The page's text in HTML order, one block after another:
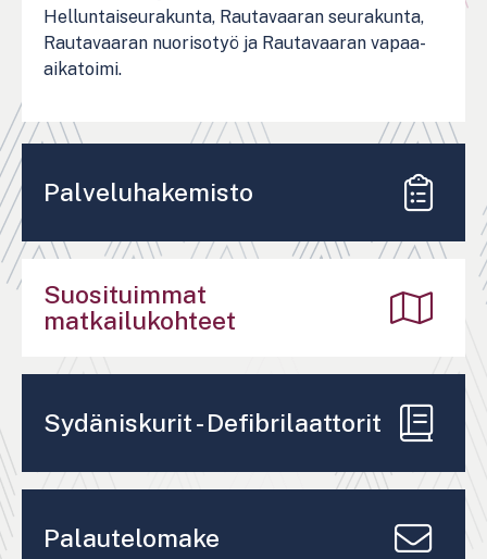
Helluntaiseurakunta, Rautavaaran seurakunta,
Rautavaaran nuorisotyö ja Rautavaaran vapaa-
aikatoimi.
Palveluhakemisto
Suosituimmat
matkailukohteet
Sydäniskurit - Defibrilaattorit
Palautelomake